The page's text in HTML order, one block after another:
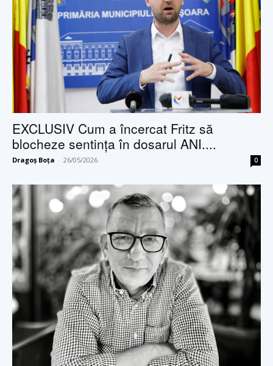
EXCLUSIV Cum a încercat Fritz să
blocheze sentința în dosarul ANI....
Dragoș Boța - 26/05/2026 0